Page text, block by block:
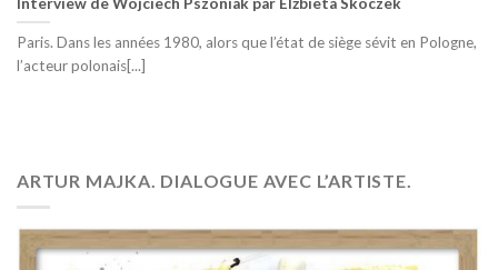
Paris. Dans les années 1980, alors que l’état de siège sévit en Pologne,
l’acteur polonais[...]
ARTUR MAJKA. DIALOGUE AVEC L’ARTISTE.